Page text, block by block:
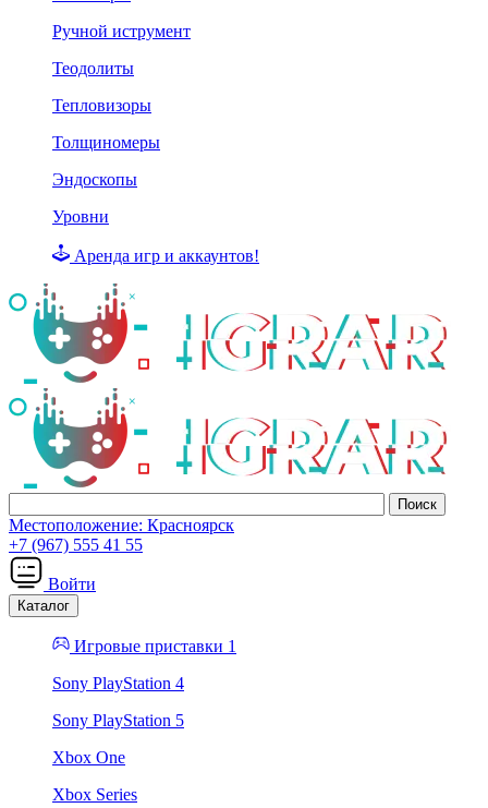
Ручной иструмент
Теодолиты
Тепловизоры
Толщиномеры
Эндоскопы
Уровни
Аренда игр и аккаунтов!
Местоположение: Красноярск
+7 (967) 555 41 55
Войти
Каталог
Игровые приставки 1
Sony PlayStation 4
Sony PlayStation 5
Xbox One
Xbox Series